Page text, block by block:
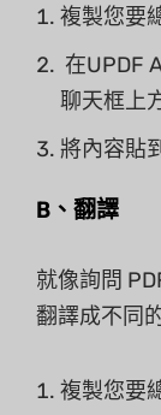
複製您要
在UPDF
聊天框上
將內容貼
B、翻譯
就像詢問
翻譯成不同
複製您要